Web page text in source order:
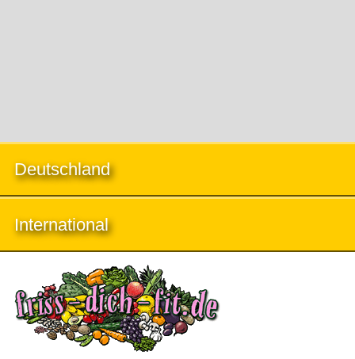
Deutschland
International